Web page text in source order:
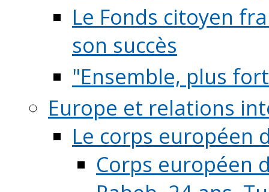
Le Fonds citoyen
son succès
"Ensemble, plus
Europe et relations
Le corps européen
Corps européen